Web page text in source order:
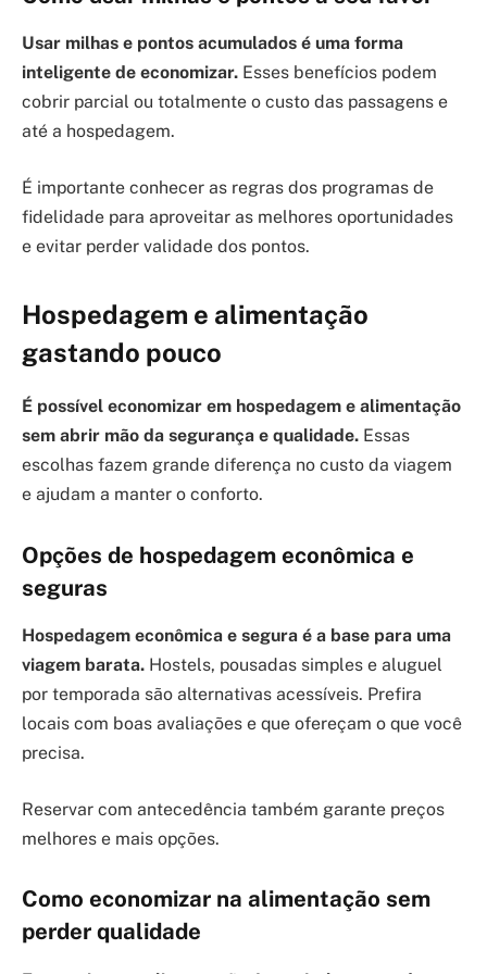
Usar milhas e pontos acumulados é uma forma
inteligente de economizar. Esses benefícios podem
cobrir parcial ou totalmente o custo das passagens e
até a hospedagem.
É importante conhecer as regras dos programas de
fidelidade para aproveitar as melhores oportunidades
e evitar perder validade dos pontos.
Hospedagem e alimentação
gastando pouco
É possível economizar em hospedagem e alimentação
sem abrir mão da segurança e qualidade. Essas
escolhas fazem grande diferença no custo da viagem
e ajudam a manter o conforto.
Opções de hospedagem econômica e
seguras
Hospedagem econômica e segura é a base para uma
viagem barata. Hostels, pousadas simples e aluguel
por temporada são alternativas acessíveis. Prefira
locais com boas avaliações e que ofereçam o que você
precisa.
Reservar com antecedência também garante preços
melhores e mais opções.
Como economizar na alimentação sem
perder qualidade